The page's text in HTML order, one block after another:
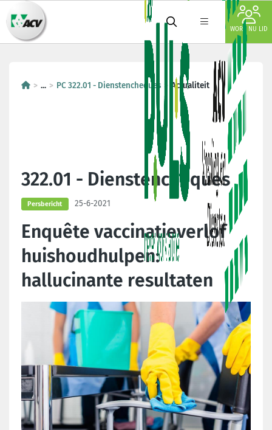
WORD NU LID
... PC 322.01 - Dienstencheques Actualiteit
322.01 - Dienstencheques
Persbericht 25-6-2021
Enquête vaccinatieverlof
huishoudhulpen:
hallucinante resultaten